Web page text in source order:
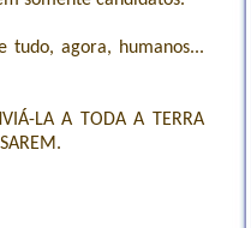
tudo, agora, humanos...
LA A TODA A TERRA